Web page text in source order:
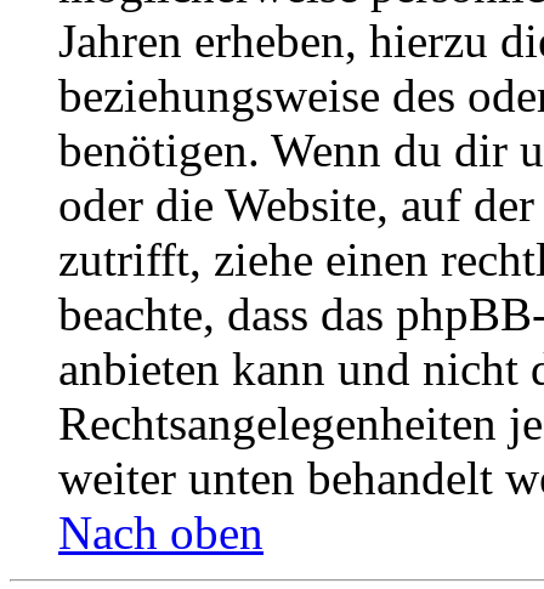
Jahren erheben, hierzu
beziehungsweise des
benötigen. Wenn du dir
oder die Website, auf
zutrifft, ziehe einen
beachte, dass das
anbieten kann und nicht
Rechtsangelegenheiten
weiter unten behandelt
Nach oben